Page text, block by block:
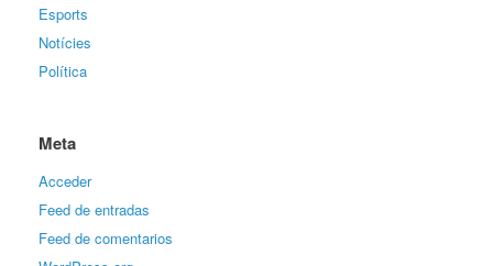
Esports
Notícies
Política
Meta
Acceder
Feed de entradas
Feed de comentarios